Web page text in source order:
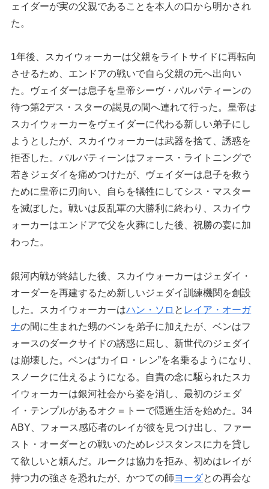
ェイダーが実の父親であることを本人の口から明かされ
た。
1年後、スカイウォーカーは父親をライトサイドに再転向
させるため、エンドアの戦いで自ら父親の元へ出向い
た。ヴェイダーは息子を皇帝シーヴ・パルパティーンの
待つ第2デス・スターの謁見の間へ連れて行った。皇帝は
スカイウォーカーをヴェイダーに代わる新しい弟子にし
ようとしたが、スカイウォーカーは武器を捨て、誘惑を
拒否した。パルパティーンはフォース・ライトニングで
若きジェダイを痛めつけたが、ヴェイダーは息子を救う
ために皇帝に刃向い、自らを犠牲にしてシス・マスター
を滅ぼした。戦いは反乱軍の大勝利に終わり、スカイウ
ォーカーはエンドアで父を火葬にした後、祝勝の宴に加
わった。
銀河内戦が終結した後、スカイウォーカーはジェダイ・
オーダーを再建するため新しいジェダイ訓練機関を創設
した。スカイウォーカーはハン・ソロ と レイア・オーガ
ナの間に生まれた甥のベンを弟子に加えたが、ベンはフ
ォースのダークサイドの誘惑に屈し、新世代のジェダイ
は崩壊した。ベンは“カイロ・レン”を名乗るようになり、
スノークに仕えるようになる。自責の念に駆られたスカ
イウォーカーは銀河社会から姿を消し、最初のジェダ
イ・テンプルがあるオク＝トーで隠遁生活を始めた。34
ABY、フォース感応者のレイが彼を見つけ出し、ファー
スト・オーダーとの戦いのためレジスタンスに力を貸し
て欲しいと頼んだ。ルークは協力を拒み、初めはレイが
持つ力の強さを恐れたが、かつての師ヨーダとの再会な